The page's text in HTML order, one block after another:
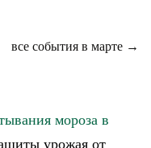
все события в марте →
мороза в
урожая от